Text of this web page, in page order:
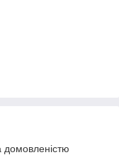
домовленістю